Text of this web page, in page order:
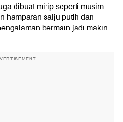
dibuat mirip seperti musim
hamparan salju putih dan
bermain jadi makin